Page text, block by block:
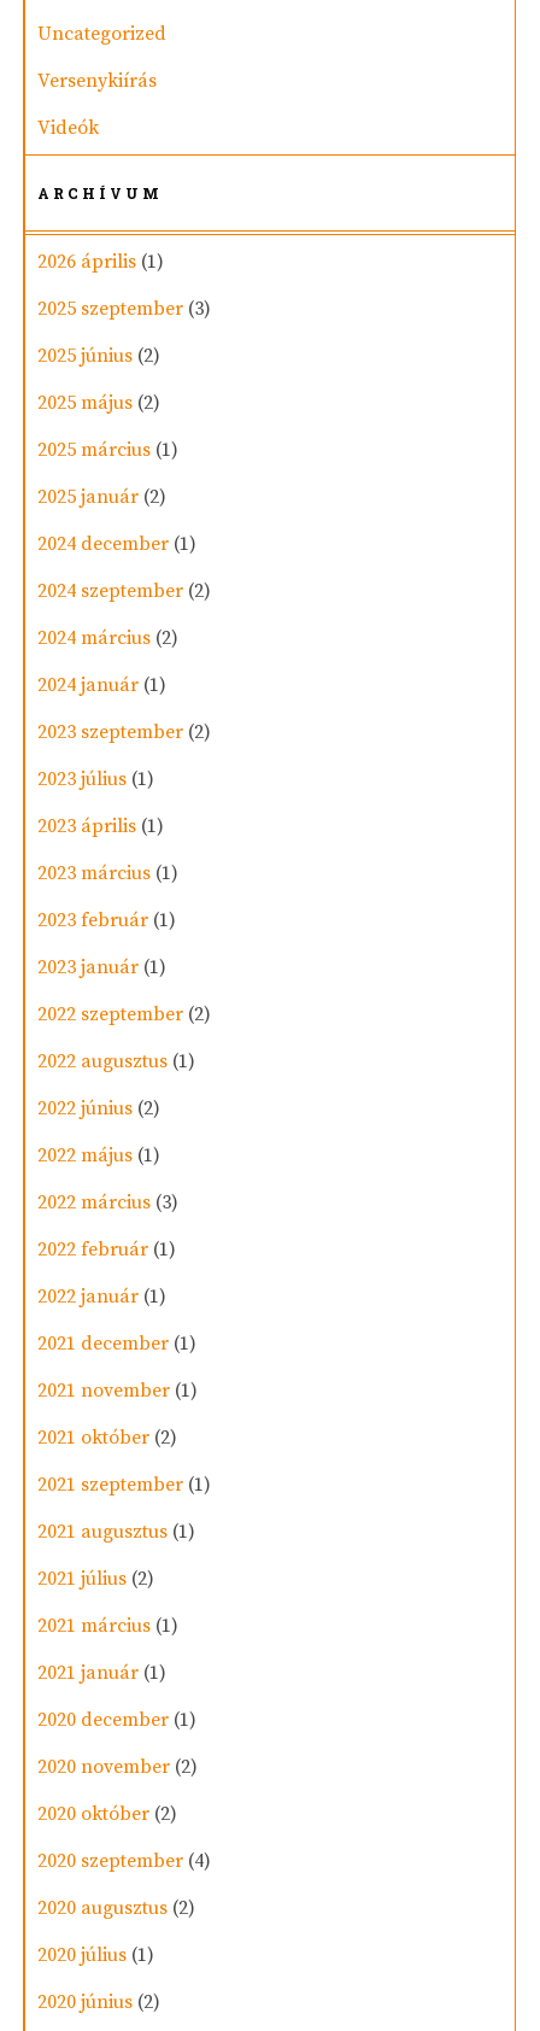
Uncategorized
Versenykiírás
Videók
ARCHÍVUM
2026 április (1)
2025 szeptember (3)
2025 június (2)
2025 május (2)
2025 március (1)
2025 január (2)
2024 december (1)
2024 szeptember (2)
2024 március (2)
2024 január (1)
2023 szeptember (2)
2023 július (1)
2023 április (1)
2023 március (1)
2023 február (1)
2023 január (1)
2022 szeptember (2)
2022 augusztus (1)
2022 június (2)
2022 május (1)
2022 március (3)
2022 február (1)
2022 január (1)
2021 december (1)
2021 november (1)
2021 október (2)
2021 szeptember (1)
2021 augusztus (1)
2021 július (2)
2021 március (1)
2021 január (1)
2020 december (1)
2020 november (2)
2020 október (2)
2020 szeptember (4)
2020 augusztus (2)
2020 július (1)
2020 június (2)